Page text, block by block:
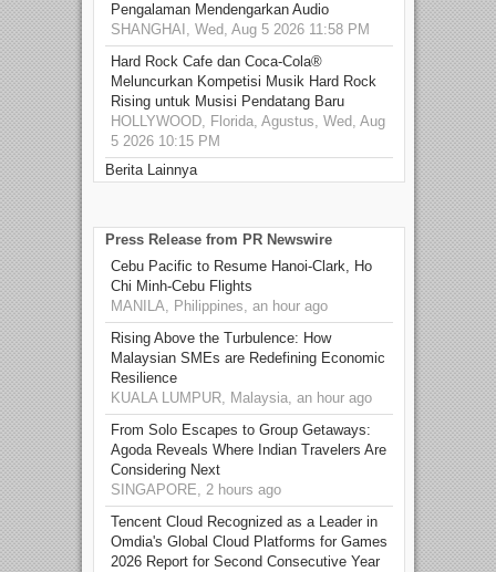
Pengalaman Mendengarkan Audio
SHANGHAI, Wed, Aug 5 2026 11:58 PM
Hard Rock Cafe dan Coca-Cola®
Meluncurkan Kompetisi Musik Hard Rock
Rising untuk Musisi Pendatang Baru
HOLLYWOOD, Florida, Agustus, Wed, Aug
5 2026 10:15 PM
Berita Lainnya
Press Release from PR Newswire
Cebu Pacific to Resume Hanoi-Clark, Ho
Chi Minh-Cebu Flights
MANILA, Philippines, an hour ago
Rising Above the Turbulence: How
Malaysian SMEs are Redefining Economic
Resilience
KUALA LUMPUR, Malaysia, an hour ago
From Solo Escapes to Group Getaways:
Agoda Reveals Where Indian Travelers Are
Considering Next
SINGAPORE, 2 hours ago
Tencent Cloud Recognized as a Leader in
Omdia's Global Cloud Platforms for Games
2026 Report for Second Consecutive Year